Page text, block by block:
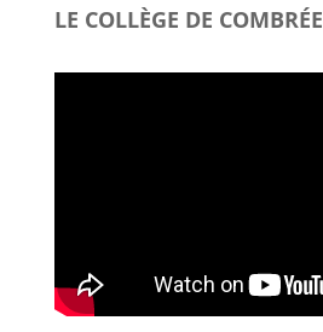
LE COLLÈGE DE COMBRÉE